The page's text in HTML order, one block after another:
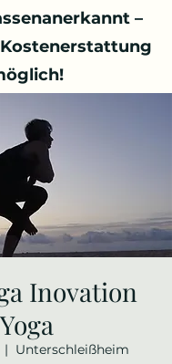
–
Kostenerstattung
Inovation
Yoga
|
Unterschleißheim